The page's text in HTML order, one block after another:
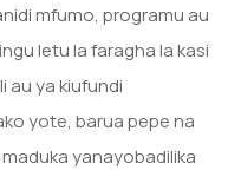
mfumo, programu au
letu la faragha la kasi
au ya kiufundi
yote, barua pepe na
yanayobadilika